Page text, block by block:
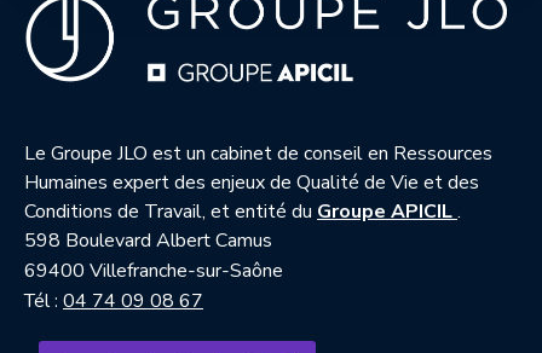
Le Groupe JLO est un cabinet de conseil en Ressources
Humaines expert des enjeux de Qualité de Vie et des
Conditions de Travail, et entité du Groupe APICIL—
.
598 Boulevard Albert Camus
69400 Villefranche-sur-Saône
Tél : 04 74 09 08 67